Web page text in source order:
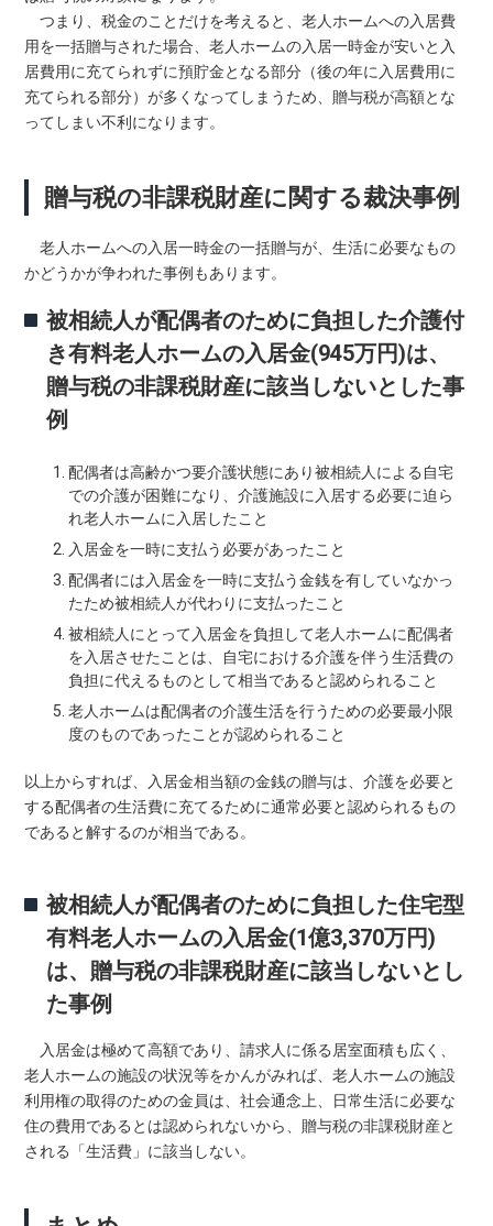
つまり、税金のことだけを考えると、老人ホームへの入居費
用を一括贈与された場合、老人ホームの入居一時金が安いと入
居費用に充てられずに預貯金となる部分（後の年に入居費用に
充てられる部分）が多くなってしまうため、贈与税が高額とな
ってしまい不利になります。
贈与税の非課税財産に関する裁決事例
老人ホームへの入居一時金の一括贈与が、生活に必要なもの
かどうかが争われた事例もあります。
被相続人が配偶者のために負担した介護付
き有料老人ホームの入居金(945万円)は、
贈与税の非課税財産に該当しないとした事
例
配偶者は高齢かつ要介護状態にあり被相続人による自宅
での介護が困難になり、介護施設に入居する必要に迫ら
れ老人ホームに入居したこと
入居金を一時に支払う必要があったこと
配偶者には入居金を一時に支払う金銭を有していなかっ
たため被相続人が代わりに支払ったこと
被相続人にとって入居金を負担して老人ホームに配偶者
を入居させたことは、自宅における介護を伴う生活費の
負担に代えるものとして相当であると認められること
老人ホームは配偶者の介護生活を行うための必要最小限
度のものであったことが認められること
以上からすれば、入居金相当額の金銭の贈与は、介護を必要と
する配偶者の生活費に充てるために通常必要と認められるもの
であると解するのが相当である。
被相続人が配偶者のために負担した住宅型
有料老人ホームの入居金(1億3,370万円)
は、贈与税の非課税財産に該当しないとし
た事例
入居金は極めて高額であり、請求人に係る居室面積も広く、
老人ホームの施設の状況等をかんがみれば、老人ホームの施設
利用権の取得のための金員は、社会通念上、日常生活に必要な
住の費用であるとは認められないから、贈与税の非課税財産と
される「生活費」に該当しない。